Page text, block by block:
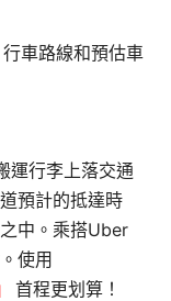
車路線和預估車
運行李上落交通
預計的抵達時
中。乘搭Uber
使用
首程更划算！